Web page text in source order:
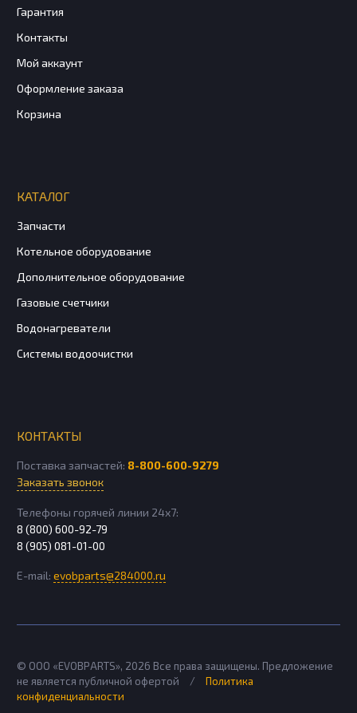
Гарантия
Контакты
Мой аккаунт
Оформление заказа
Корзина
КАТАЛОГ
Запчасти
Котельное оборудование
Дополнительное оборудование
Газовые счетчики
Водонагреватели
Системы водоочистки
КОНТАКТЫ
Поставка запчастей: 8-800-600-9279
Заказать звонок
Телефоны горячей линии 24х7:
8 (800) 600-92-79
8 (905) 081-01-00
E-mail: evobparts@284000.ru
© ООО «EVOBPARTS», 2026 Все права защищены. Предложение
не является публичной офертой
/
Политика
конфиденциальности